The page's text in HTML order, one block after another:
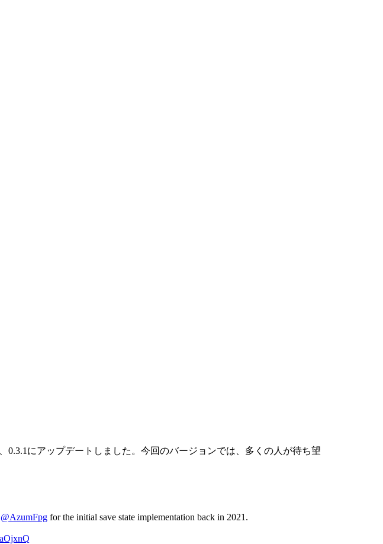
0.3.1にアップデートしました。今回のバージョンでは、多くの人が待ち望
@AzumFpg for the initial save state implementation back in 2021.